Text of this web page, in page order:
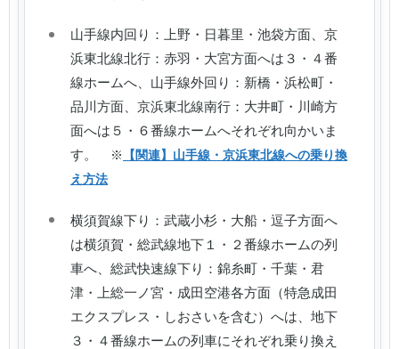
山手線内回り：上野・日暮里・池袋方面、京
浜東北線北行：赤羽・大宮方面へは３・４番
線ホームへ、山手線外回り：新橋・浜松町・
品川方面、京浜東北線南行：大井町・川崎方
面へは５・６番線ホームへそれぞれ向かいま
す。
※
【関連】山手線・京浜東北線への乗り換
え方法
横須賀線下り：武蔵小杉・大船・逗子方面へ
は横須賀・総武線地下１・２番線ホームの列
車へ、総武快速線下り：錦糸町・千葉・君
津・上総一ノ宮・成田空港各方面（特急成田
エクスプレス・しおさいを含む）へは、地下
３・４番線ホームの列車にそれぞれ乗り換え